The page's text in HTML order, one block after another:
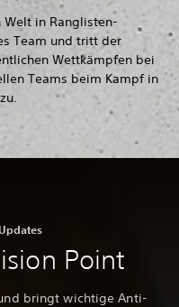
in Ranglisten-
Team und tritt der
Wettkämpfen bei
Teams beim Kampf in
Point
bringt wichtige Anti-